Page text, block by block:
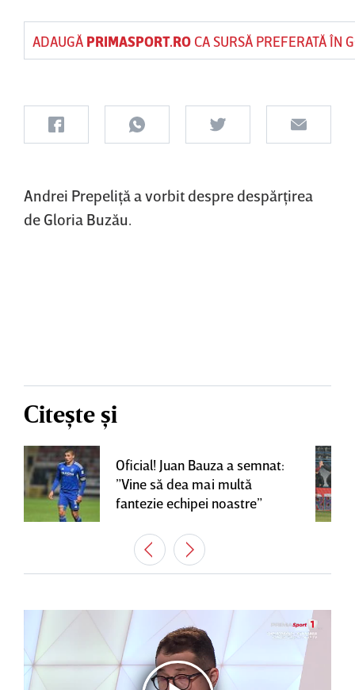
ADAUGĂ PRIMASPORT.ROCA SURSĂ PREFERATĂ ÎN
Andrei Prepeliţă a vorbit despre despărţirea
de Gloria Buzău.
Citește și
Oficial! Juan Bauza a semnat:
”Vine să dea mai multă
fantezie echipei noastre”